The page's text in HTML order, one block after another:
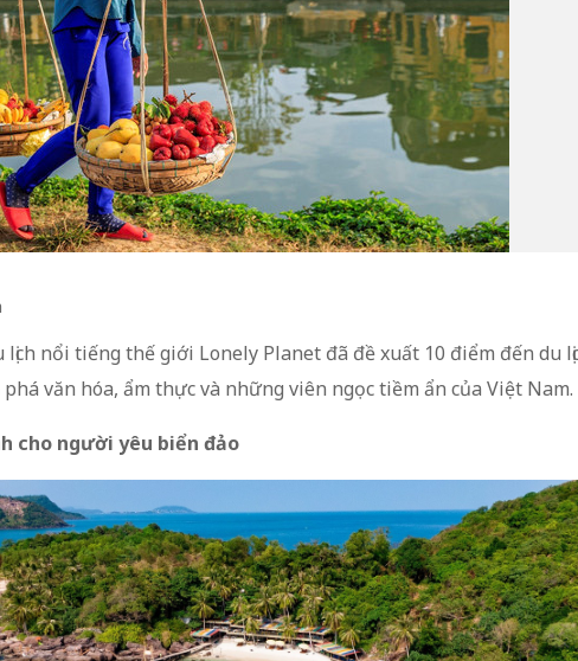
lịch nổi tiếng thế giới Lonely Planet đã đề xuất 10 điểm đến du
văn hóa, ẩm thực và những viên ngọc tiềm ẩn của Việt Nam.
cho người yêu biển đảo